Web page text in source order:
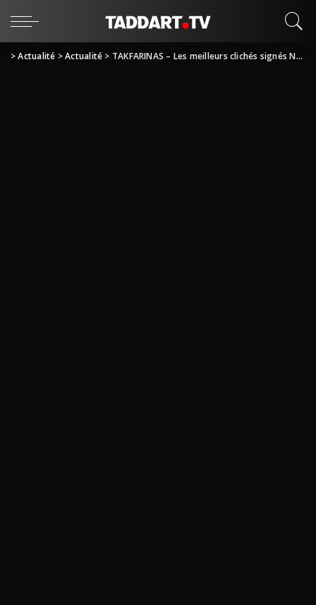
>Actualité >Actualité > TAKFARINAS – Les meilleurs clichés signés Nadjib Mouloudj